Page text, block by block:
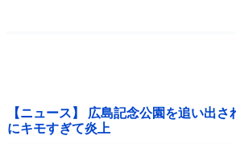
【ニュース】 広島記念公園を追い出
にキモすぎて炎上